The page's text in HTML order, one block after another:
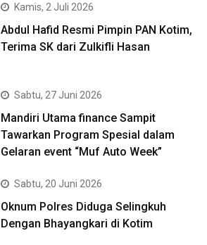
Kamis, 2 Juli 2026
Abdul Hafid Resmi Pimpin PAN Kotim,
Terima SK dari Zulkifli Hasan
Sabtu, 27 Juni 2026
Mandiri Utama finance Sampit
Tawarkan Program Spesial dalam
Gelaran event “Muf Auto Week”
Sabtu, 20 Juni 2026
Oknum Polres Diduga Selingkuh
Dengan Bhayangkari di Kotim